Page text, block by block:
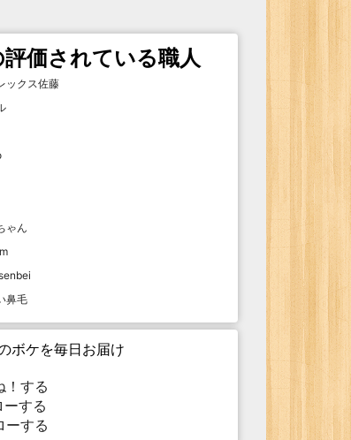
価されている職人
ックス佐藤
ゃん
鼻毛
ボケを毎日お届け
！する
する
ーする